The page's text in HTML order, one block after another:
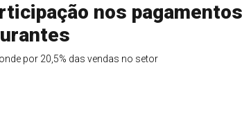
nos
por 20,5% das vendas no setor